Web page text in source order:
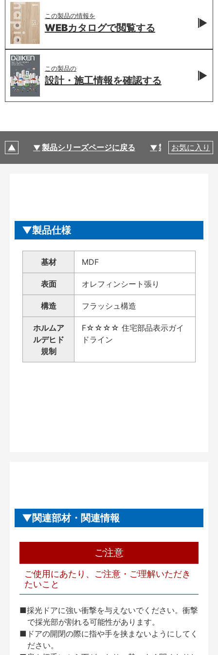
この製品の情報を
WEBカタログで閲覧する
この製品の
設計・施工情報を確認する
製品シリーズページに戻る 製品仕様
お気に入り
製品仕様
基材 MDF
表面 オレフィンシート張り
構造 フラッシュ構造
ホルムア
ルデヒド
規制
F☆☆☆☆ 住宅部品表示ガイ
ドライン
関連部材・関連情報
ご注意
ご使用にあたり、ご注意・ご理解いただき
たいこと
■採光ドアに強い衝撃を与えないでください。衝撃
で採光部が割れる可能性があります。
■ドアの開閉の際に指や手を挟まないようにしてく
ださい。